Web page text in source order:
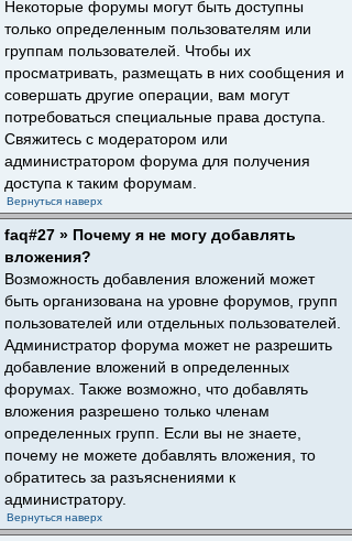
Некоторые форумы могут быть доступны
только определенным пользователям или
группам пользователей. Чтобы их
просматривать, размещать в них сообщения и
совершать другие операции, вам могут
потребоваться специальные права доступа.
Свяжитесь с модератором или
администратором форума для получения
доступа к таким форумам.
Вернуться наверх
faq#27 » Почему я не могу добавлять
вложения?
Возможность добавления вложений может
быть организована на уровне форумов, групп
пользователей или отдельных пользователей.
Администратор форума может не разрешить
добавление вложений в определенных
форумах. Также возможно, что добавлять
вложения разрешено только членам
определенных групп. Если вы не знаете,
почему не можете добавлять вложения, то
обратитесь за разъяснениями к
администратору.
Вернуться наверх